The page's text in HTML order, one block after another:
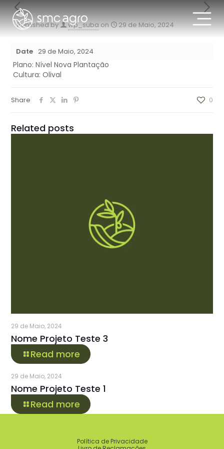
Published by wp_subaon 29 de Maio, 2024
Date 29 de Maio, 2024
Plano: Nível Nova Plantação
Cultura: Olival
Share 0
Related posts
29 de Maio, 2024
Nome Projeto Teste 3
Read more
29 de Maio, 2024
Nome Projeto Teste 1
Read more
Política de Privacidade